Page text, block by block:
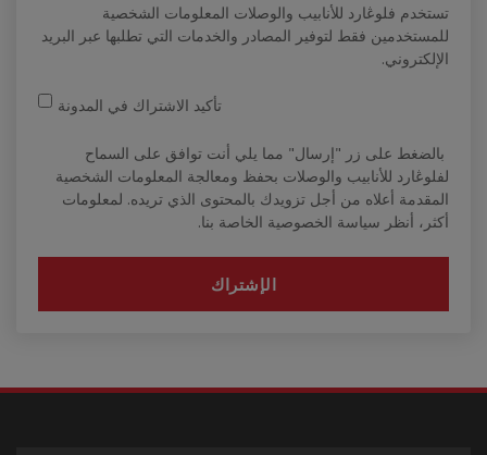
تستخدم فلوڠارد للأنابيب والوصلات المعلومات الشخصية
للمستخدمين فقط لتوفير المصادر والخدمات التي تطلبها عبر البريد
الإلكتروني.
تأكيد الاشتراك في المدونة
بالضغط على زر "إرسال" مما يلي أنت توافق على السماح
لفلوڠارد للأنابيب والوصلات بحفظ ومعالجة المعلومات الشخصية
المقدمة أعلاه من أجل تزويدك بالمحتوى الذي تريده. لمعلومات
أكثر، أنظر سياسة الخصوصية الخاصة بنا.